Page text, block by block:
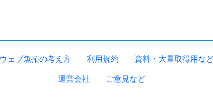
ウェブ魚拓の考え方 利用規約 資料・大量取得用な
運営会社 ご意見など